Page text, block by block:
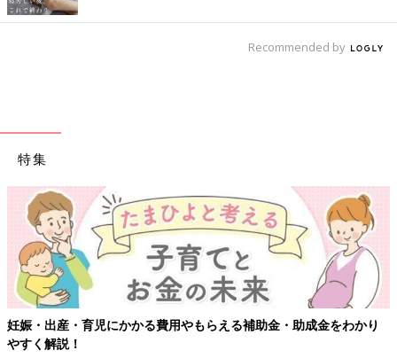
Recommended by
特集
妊娠・出産・育児にかかる費用やもらえる補助金・助成金をわかり
やすく解説！